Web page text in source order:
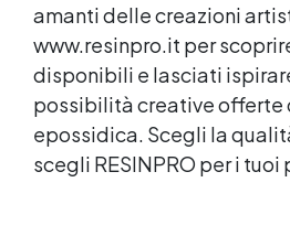
amanti dellecreazioni
www.resinpro.it per
disponibili e lasciati
possibilità creative offerte
epossidica. Scegli la
scegli RESINPRO per i